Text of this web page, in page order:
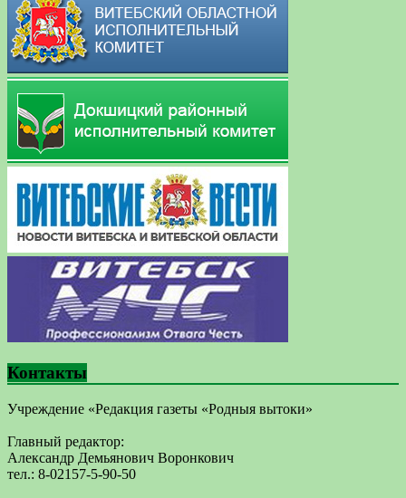
Контакты
Учреждение «Редакция газеты «Родныя вытоки»
Главный редактор:
Александр Демьянович Воронкович
тел.: 8-02157-5-90-50